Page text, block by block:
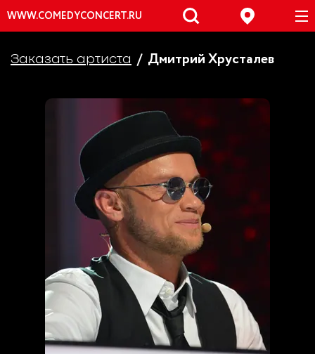
WWW.COMEDYCONCERT.RU
Заказать артиста Дмитрий Хрусталев